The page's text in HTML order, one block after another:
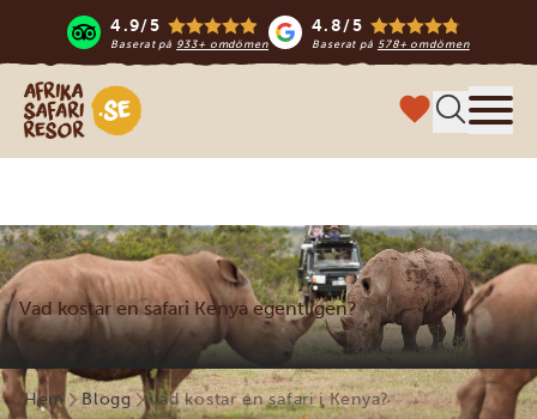
4.9/5
Baserat på 933+ omdömen
4.8/5
Baserat på 578+ omdömen
Safari-resor i Afrika
Vad kostar en safari Kenya egentligen?
Hem Blogg Vad kostar en safari i Kenya?